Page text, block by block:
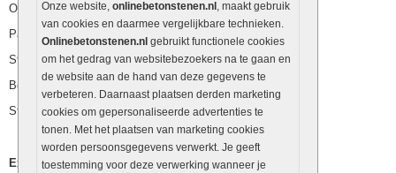
Onze website, onlinebetonstenen.nl , maakt gebruik
van cookies en daarmee vergelijkbare technieken.
Onlinebetonstenen.nl gebruikt functionele cookies
om het gedrag van websitebezoekers na te gaan en
de website aan de hand van deze gegevens te
verbeteren. Daarnaast plaatsen derden marketing
cookies om gepersonaliseerde advertenties te
tonen. Met het plaatsen van marketing cookies
worden persoonsgegevens verwerkt. Je geeft
toestemming voor deze verwerking wanneer je
Opsluitbanden
Palissaden
Stapelblokken
Betonblokken
Stapelstenen
Extra benodigdheden